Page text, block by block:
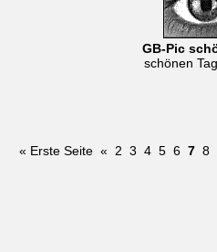
GB-Pic
schönen
« Erste Seite « 2 3 4 5 6 7 8